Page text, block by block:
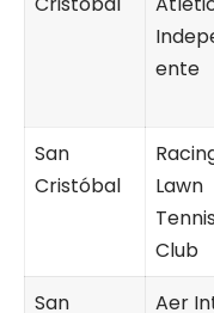
ente
San
Cristóbal
Lawn
Tennis
Club
San
Aer